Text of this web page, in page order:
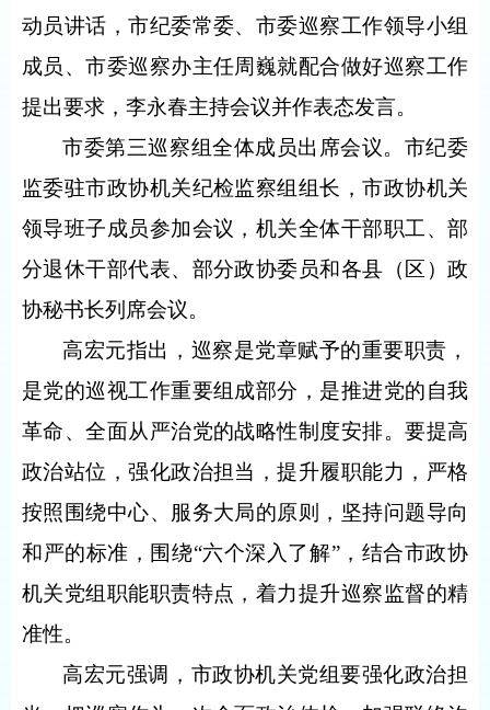
动员讲话，市纪委常委、市委巡察工作领导小组
成员、市委巡察办主任周巍就配合做好巡察工作
提出要求，李永春主持会议并作表态发言。
市委第三巡察组全体成员出席会议。市纪委
监委驻市政协机关纪检监察组组长，市政协机关
领导班子成员参加会议，机关全体干部职工、部
分退休干部代表、部分政协委员和各县（区）政
协秘书长列席会议。
高宏元指出，巡察是党章赋予的重要职责，
是党的巡视工作重要组成部分，是推进党的自我
革命、全面从严治党的战略性制度安排。要提高
政治站位，强化政治担当，提升履职能力，严格
按照围绕中心、服务大局的原则，坚持问题导向
和严的标准，围绕“六个深入了解”，结合市政协
机关党组职能职责特点，着力提升巡察监督的精
准性。
高宏元强调，市政协机关党组要强化政治担